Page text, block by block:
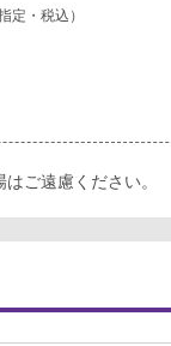
定・税込）
ご遠慮ください。